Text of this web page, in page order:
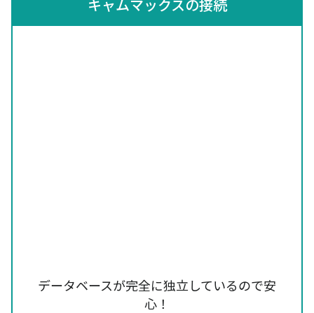
キャムマックスの接続
データベースが完全に独立しているので安
心！